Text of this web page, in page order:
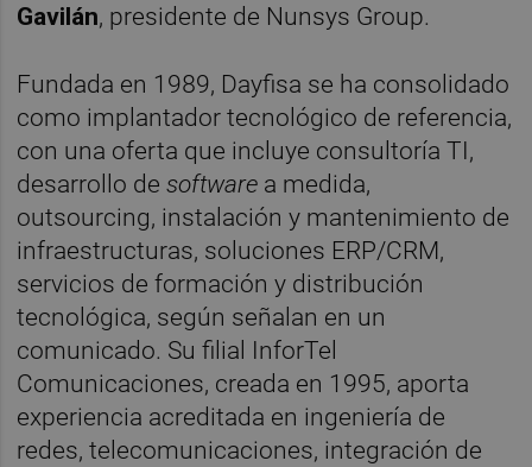
Gavilán, presidente de Nunsys Group.
Fundada en 1989, Dayfisa se ha consolidado
como implantador tecnológico de referencia,
con una oferta que incluye consultoría TI,
desarrollo desoftware a medida,
outsourcing, instalación y mantenimiento de
infraestructuras, soluciones ERP/CRM,
servicios de formación y distribución
tecnológica, según señalan en un
comunicado. Su filial InforTel
Comunicaciones, creada en 1995, aporta
experiencia acreditada en ingeniería de
redes, telecomunicaciones, integración de